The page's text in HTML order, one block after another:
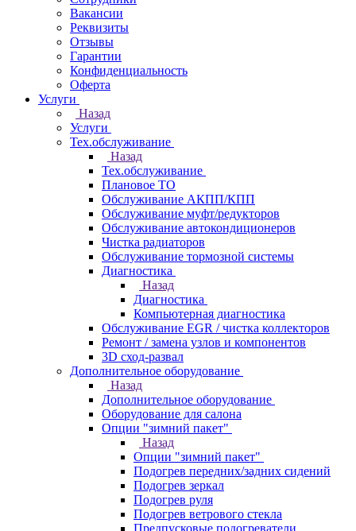
Вакансии
Реквизиты
Отзывы
Гарантии
Конфиденциальность
Оферта
Услуги
Назад
Услуги
Тех.обслуживание
Назад
Тех.обслуживание
Плановое ТО
Обслуживание АКПП/КПП
Обслуживание муфт/редукторов
Обслуживание автокондиционеров
Чистка радиаторов
Обслуживание тормозной системы
Диагностика
Назад
Диагностика
Компьютерная диагностика
Обслуживание EGR / чистка коллекторов
Ремонт / замена узлов и компонентов
3D сход-развал
Дополнительное оборудование
Назад
Дополнительное оборудование
Оборудование для салона
Опции "зимний пакет"
Назад
Опции "зимний пакет"
Подогрев передних/задних сидений
Подогрев зеркал
Подогрев руля
Подогрев ветрового стекла